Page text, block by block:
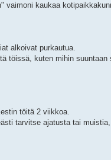
kaukaa
alkoivat purkautua.
töissä, kuten mihin
töitä 2 viikkoa.
tarvitse ajatusta tai